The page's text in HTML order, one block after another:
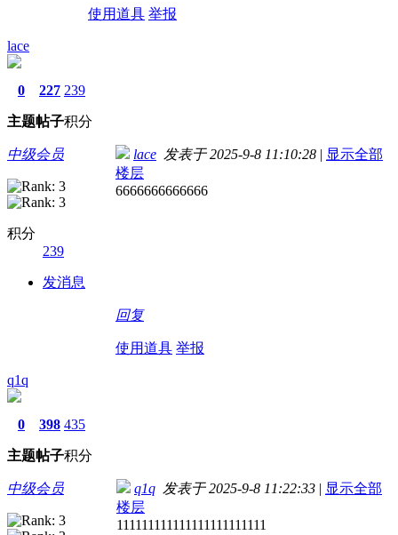
使用道具 举报
lace
0
主题
227
帖子
239
积分
中级会员
积分
239
发消息
lace 发表于 2025-9-8 11:10:28 | 显示全部
楼层
6666666666666
回复
使用道具 举报
q1q
0
主题
398
帖子
435
积分
中级会员 q1q 发表于 2025-9-8 11:22:33 | 显示全部
楼层
111111111111111111111111